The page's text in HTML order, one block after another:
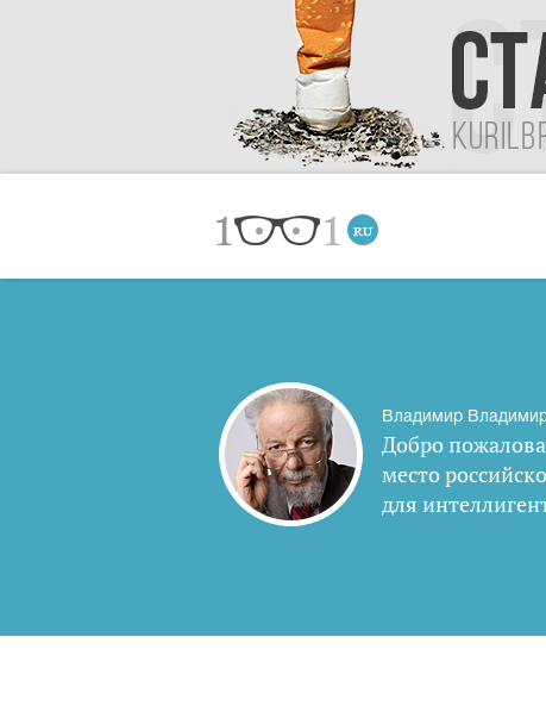
Владимир
Добро
место
для